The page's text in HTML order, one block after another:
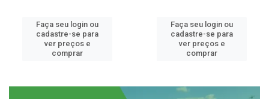
Faça seu login ou
cadastre-se para
ver preços e
comprar
Faça seu login ou
cadastre-se para
ver preços e
comprar